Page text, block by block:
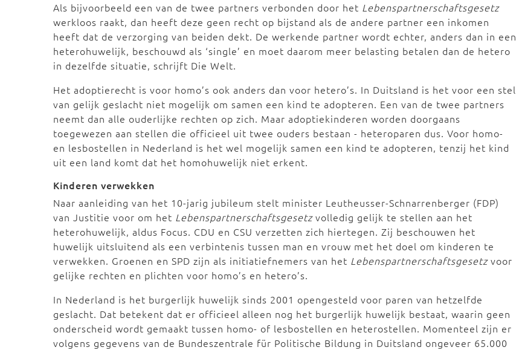
Als bijvoorbeeld een van de twee partners verbonden door het Lebenspartnerschaftsgesetz
werkloos raakt, dan heeft deze geen recht op bijstand als de andere partner een inkomen
heeft dat de verzorging van beiden dekt. De werkende partner wordt echter, anders dan in een
heterohuwelijk, beschouwd als ‘single’ en moet daarom meer belasting betalen dan de hetero
in dezelfde situatie, schrijft Die Welt.
Het adoptierecht is voor homo’s ook anders dan voor hetero’s. In Duitsland is het voor een stel
van gelijk geslacht niet mogelijk om samen een kind te adopteren. Een van de twee partners
neemt dan alle ouderlijke rechten op zich. Maar adoptiekinderen worden doorgaans
toegewezen aan stellen die officieel uit twee ouders bestaan - heteroparen dus. Voor homo-
en lesbostellen in Nederland is het wel mogelijk samen een kind te adopteren, tenzij het kind
uit een land komt dat het homohuwelijk niet erkent.
Kinderen verwekken
Naar aanleiding van het 10-jarig jubileum stelt minister Leutheusser-Schnarrenberger (FDP)
van Justitie voor om het Lebenspartnerschaftsgesetzvolledig gelijk te stellen aan het
heterohuwelijk, aldus Focus. CDU en CSU verzetten zich hiertegen. Zij beschouwen het
huwelijk uitsluitend als een verbintenis tussen man en vrouw met het doel om kinderen te
verwekken. Groenen en SPD zijn als initiatiefnemers van het Lebenspartnerschaftsgesetzvoor
gelijke rechten en plichten voor homo’s en hetero’s.
In Nederland is het burgerlijk huwelijk sinds 2001 opengesteld voor paren van hetzelfde
geslacht. Dat betekent dat er officieel alleen nog het burgerlijk huwelijk bestaat, waarin geen
onderscheid wordt gemaakt tussen homo- of lesbostellen en heterostellen. Momenteel zijn er
volgens gegevens van de Bundeszentrale für Politische Bildung in Duitsland ongeveer 65.000